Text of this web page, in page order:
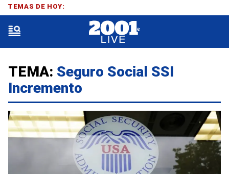
TEMA: Seguro Social SSI
Incremento
TEMAS DE HOY: